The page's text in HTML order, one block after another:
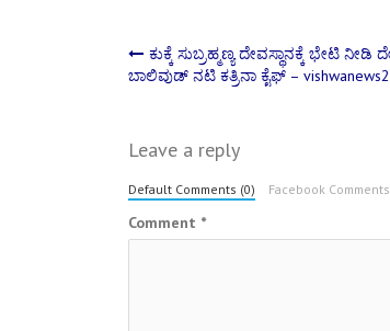
Post
ಕುಕ್ಕೆ ಸುಬ್ರಹ್ಮಣ್ಯ ದೇವಸ್ಥಾನಕ್ಕೆ ಭೇಟಿ
ಬಾಲಿವುಡ್ ನಟಿ ಕತ್ರಿನಾ ಕೈಫ್ –
Leave a reply
Default Comments (0) Facebook Comments
Comment *